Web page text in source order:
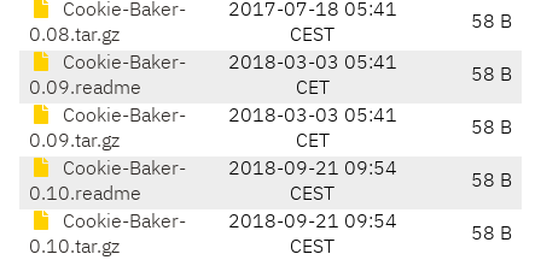
Cookie-Baker-
0.08.tar.gz
2017-07-18 05:41
CEST
58 B
Cookie-Baker-
0.09.readme
2018-03-03 05:41
CET
58 B
Cookie-Baker-
0.09.tar.gz
2018-03-03 05:41
CET
58 B
Cookie-Baker-
0.10.readme
2018-09-21 09:54
CEST
58 B
Cookie-Baker-
0.10.tar.gz
2018-09-21 09:54
CEST
58 B